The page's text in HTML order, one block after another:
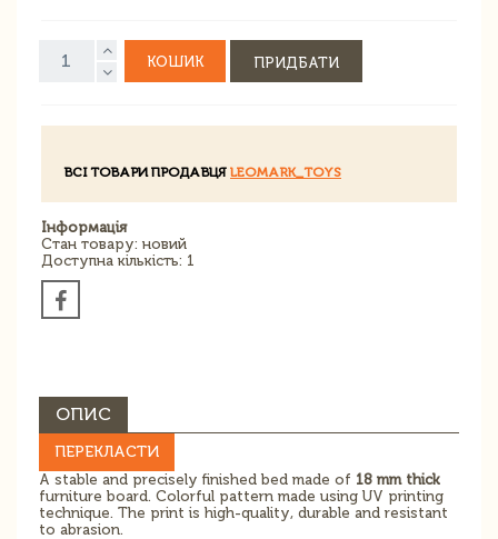
КОШИК ПРИДБАТИ
ВСІ ТОВАРИ ПРОДАВЦЯ LEOMARK_TOYS
Інформація
Стан товару: новий
Доступна кількість: 1
ОПИС
ПЕРЕКЛАСТИ
A stable and precisely finished bed made of 18 mm thick
furniture board. Colorful pattern made using UV printing
technique. The print is high-quality, durable and resistant
to abrasion.